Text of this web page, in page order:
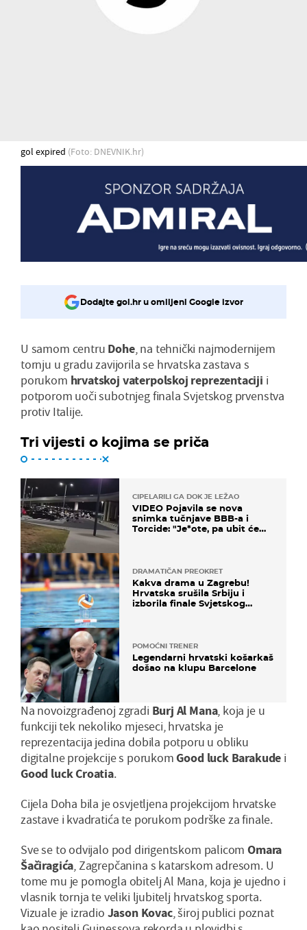
gol expired (Foto: DNEVNIK.hr)
Dodajte gol.hr u omiljeni Google izvor
U samom centru Dohe, na tehnički najmodernijem
tornju u gradu zavijorila se hrvatska zastava s
porukom hrvatskoj vaterpolskoj reprezentaciji i
potporom uoči subotnjeg finala Svjetskog prvenstva
protiv Italije.
Tri vijesti o kojima se priča
CIPELARILI GA DOK JE LEŽAO
VIDEO Pojavila se nova
snimka tučnjave BBB-a i
Torcide: "Je*ote, pa ubit će
DRAMATIČAN PREOKRET
Kakva drama u Zagrebu!
Hrvatska srušila Srbiju i
izborila finale Svjetskog
POMOĆNI TRENER
Legendarni hrvatski košarkaš
došao na klupu Barcelone
Na novoizgrađenoj zgradi Burj Al Mana, koja je u
funkciji tek nekoliko mjeseci, hrvatska je
reprezentacija jedina dobila potporu u obliku
digitalne projekcije s porukomGood luck Barakude i
Good luck Croatia.
Cijela Doha bila je osvjetljena projekcijom hrvatske
zastave i kvadratića te porukom podrške za finale.
Sve se to odvijalo pod dirigentskom palicomOmara
Šačiragića, Zagrepčanina s katarskom adresom. U
tome mu je pomogla obitelj Al Mana, koja je ujedno i
vlasnik tornja te veliki ljubitelj hrvatskog sporta.
Vizuale je izradio Jason Kovac, široj publici poznat